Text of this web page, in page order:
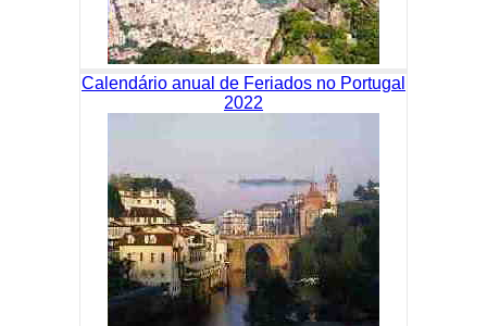
Calendário anual de Feriados no Portugal
2022